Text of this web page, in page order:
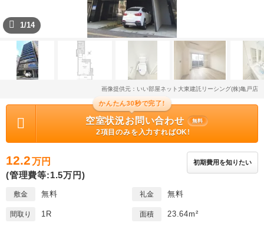
1/14
画像提供元：いい部屋ネット大東建託リーシング(株)亀戸店
かんたん30秒で完了!
空室状況お問い合わせ 無料
2項目のみを入力すればOK!
12.2万円
(管理費等:1.5万円)
初期費用を知りたい
敷金 無料 礼金 無料
間取り 1R 面積 23.64m²